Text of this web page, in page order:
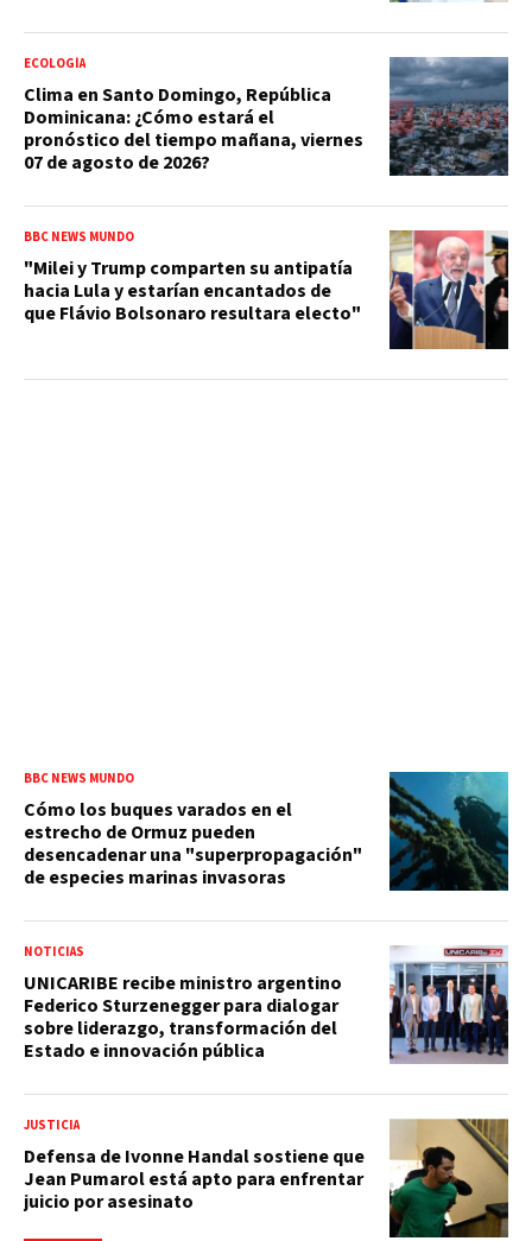
ECOLOGÍA
Clima en Santo Domingo, República
Dominicana: ¿Cómo estará el
pronóstico del tiempo mañana, viernes
07 de agosto de 2026?
BBC NEWS MUNDO
"Milei y Trump comparten su antipatía
hacia Lula y estarían encantados de
que Flávio Bolsonaro resultara electo"
BBC NEWS MUNDO
Cómo los buques varados en el
estrecho de Ormuz pueden
desencadenar una "superpropagación"
de especies marinas invasoras
NOTICIAS
UNICARIBE recibe ministro argentino
Federico Sturzenegger para dialogar
sobre liderazgo, transformación del
Estado e innovación pública
JUSTICIA
Defensa de Ivonne Handal sostiene que
Jean Pumarol está apto para enfrentar
juicio por asesinato